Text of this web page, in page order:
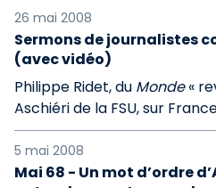
26 mai 2008
Sermons de journalistes
(avec vidéo)
Philippe Ridet, du Monde«
Aschiéri de la FSU, sur
5 mai 2008
Mai 68 - Un mot d’ordre